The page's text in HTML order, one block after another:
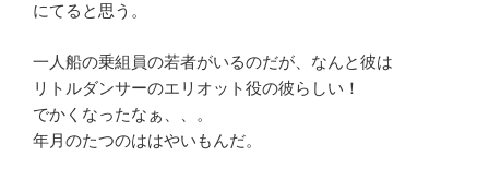
にてると思う。
一人船の乗組員の若者がいるのだが、なんと彼は
リトルダンサーのエリオット役の彼らしい！
でかくなったなぁ、、。
年月のたつのははやいもんだ。